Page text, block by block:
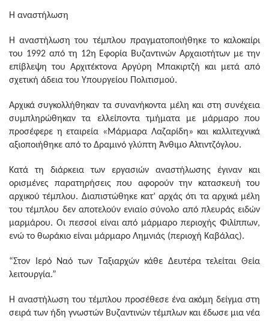
Η αναστήλωση
Η αναστήλωση του τέμπλου πραγματοποιήθηκε το καλοκαίρι
του 1992 από τη 12η Εφορία Βυζαντινών Αρχαιοτήτων με την
επίβλεψη του Αρχιτέκτονα Αργύρη Μπακιρτζή και μετά από
σχετική άδεια του Υπουργείου Πολιτισμού.
Αρχικά συγκολλήθηκαν τα συνανήκοντα μέλη και στη συνέχεια
συμπληρώθηκαν τα ελλείποντα τμήματα με μάρμαρο που
προσέφερε η εταιρεία «Μάρμαρα Λαζαρίδη» και καλλιτεχνικά
αξιοποιήθηκε από το Δραμινό γλύπτη Άνθιμο Αλτιντζόγλου.
Κατά τη διάρκεια των εργασιών αναστήλωσης έγιναν και
ορισμένες παρατηρήσεις που αφορούν την κατασκευή του
αρχικού τέμπλου. Διαπιστώθηκε κατ’ αρχάς ότι τα αρχικά μέλη
του τέμπλου δεν αποτελούν ενιαίο σύνολο από πλευράς ειδών
μαρμάρου. Οι πεσσοί είναι από μάρμαρο περιοχής Φιλίππων,
ενώ το θωράκιο είναι μάρμαρο Λημνιάς (περιοχή Καβάλας).
“Στον Ιερό Ναό των Ταξιαρχών κάθε Δευτέρα τελείται Θεία
λειτουργία.”
Η αναστήλωση του τέμπλου προσέθεσε ένα ακόμη δείγμα στη
σειρά των ήδη γνωστών Βυζαντινών τέμπλων και έδωσε μια νέα